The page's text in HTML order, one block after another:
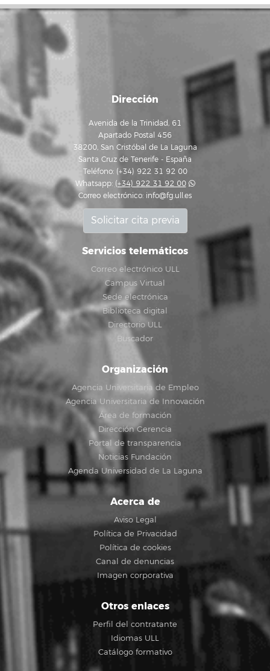
Dirección
Avenida de la Trinidad, 61
Apartado Postal 456
38200, San Cristóbal de La Laguna
Santa Cruz de Tenerife - España
Teléfono: (+34) 922 31 92 00
Whatsapp: (+34) 922 31 92 00
Correo electrónico: info@fg.ull.es
Solicitar cita previa
Servicios telemáticos
Correo electrónico ULL
Campus Virtual
Sede electrónica
Biblioteca digital
Directorio ULL
Buscador
Organización
Agencia Universitaria de Empleo
Agencia Universitaria de Innovación
Área de formación
Dirección Gerencia
Portal de transparencia
Noticias Fundación
Agenda Universidad de La Laguna
Acerca de
Aviso Legal
Política de Privacidad
Política de cookies
Canal de denuncias
Imagen corporativa
Otros enlaces
Perfil del contratante
Idiomas ULL
Catálogo formativo